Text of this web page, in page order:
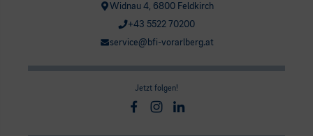
Widnau 4, 6800 Feldkirch
+43 5522 70200
service@bfi-vorarlberg.at
Jetzt folgen!
Facebook
Instagram
Linkedin